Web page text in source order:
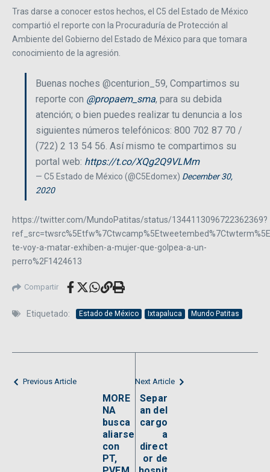
Tras darse a conocer estos hechos, el C5 del Estado de México
compartió el reporte con la Procuraduría de Protección al
Ambiente del Gobierno del Estado de México para que tomara
conocimiento de la agresión.
Buenas noches @centurion_59, Compartimos su
reporte con @propaem_sma, para su debida
atención; o bien puedes realizar tu denuncia a los
siguientes números telefónicos: 800 702 87 70 /
(722) 2 13 54 56. Así mismo te compartimos su
portal web: https://t.co/XQg2Q9VLMm
— C5 Estado de México (@C5Edomex) December 30,
2020
https://twitter.com/MundoPatitas/status/1344113096722362369?
te-voy-a-matar-exhiben-a-mujer-que-golpea-a-un-
perro%2F1424613
Compartir
Etiquetado: Estado de México Ixtapaluca Mundo Patitas
Previous Article
MORE
NA
busca
aliarse
con
PT,
Next Article
Separ
an del
cargo
a
direct
or de